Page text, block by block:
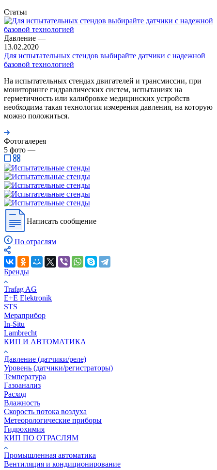
Статьи
Давление —
13.02.2020
Для испытательных стендов выбирайте датчики с надежной
базовой технологией
На испытательных стендах двигателей и трансмиссии, при
мониторинге гидравлических систем, испытаниях на
герметичность или калибровке медицинских устройств
необходима такая технология измерения давления, на которую
можно положиться.
Фотогалерея
5 фото —
Написать сообщение
По отраслям
Бренды
Trafag AG
E+E Elektronik
STS
Мераприбор
In-Situ
Lambrecht
КИП И АВТОМАТИКА
Давление (датчики/реле)
Уровень (датчики/регистраторы)
Температура
Газоанализ
Расход
Влажность
Скорость потока воздуха
Метеорологические приборы
Гидрохимия
КИП ПО ОТРАСЛЯМ
Промышленная автоматика
Вентиляция и кондиционирование